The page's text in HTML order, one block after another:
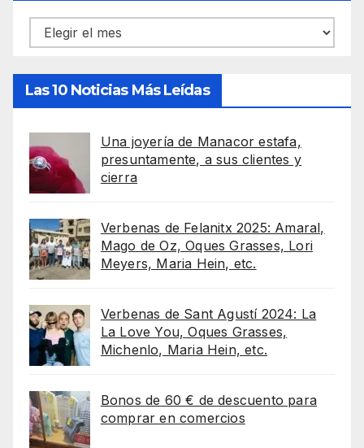
Archivos
Las 10 Noticias Más Leídas
Una joyería de Manacor estafa,
presuntamente, a sus clientes y
cierra
Verbenas de Felanitx 2025: Amaral,
Mago de Oz, Oques Grasses, Lori
Meyers, Maria Hein, etc.
Verbenas de Sant Agustí 2024: La
La Love You, Oques Grasses,
Michenlo, Maria Hein, etc.
Bonos de 60 € de descuento para
comprar en comercios